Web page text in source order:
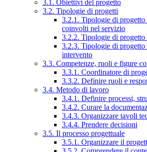
3.1. Obiettivi del progetto
3.2. Tipologie di progetti
3.2.1. Tipologie di progetto
coinvolti nel servizio
3.2.2. Tipologie di progetto
3.2.3. Tipologie di progetto
intervento
3.3. Competenze, ruoli e figure
3.3.1. Coordinatore di
3.3.2. Definire ruoli e
3.4. Metodo di lavoro
3.4.1. Definire processi,
3.4.2. Curare la
3.4.3. Organizzare tavoli
3.4.4. Prendere decisioni
3.5. Il processo progettuale
3.5.1. Organizzare il